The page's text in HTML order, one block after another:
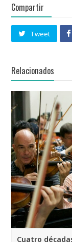
Compartir
Tweet
Relacionados
Cuatro